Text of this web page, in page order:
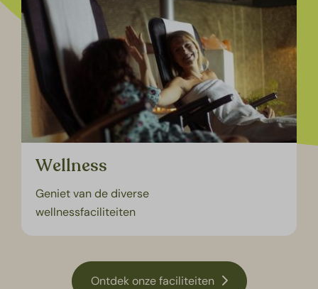
Wellness
Geniet van de diverse
wellnessfaciliteiten
Ontdek onze faciliteiten